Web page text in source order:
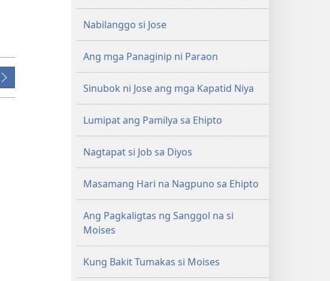
Nabilanggo si Jose
Ang mga Panaginip ni Paraon
Sinubok ni Jose ang mga Kapatid Niya
Lumipat ang Pamilya sa Ehipto
Nagtapat si Job sa Diyos
Masamang Hari na Nagpuno sa Ehipto
Ang Pagkaligtas ng Sanggol na si
Moises
Kung Bakit Tumakas si Moises